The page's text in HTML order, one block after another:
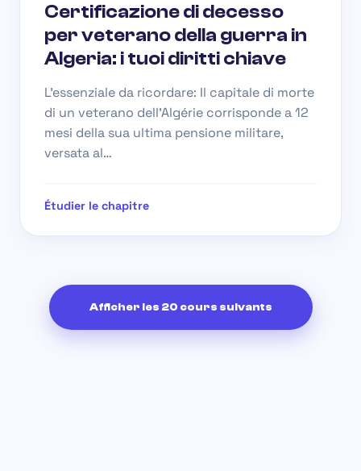
Certificazione di decesso
per veterano della guerra in
Algeria: i tuoi diritti chiave
L’essenziale da ricordare: Il capitale di morte
di un veterano dell’Algérie corrisponde a 12
mesi della sua ultima pensione militare,
versata al…
Étudier le chapitre
Afficher les 20 cours suivants